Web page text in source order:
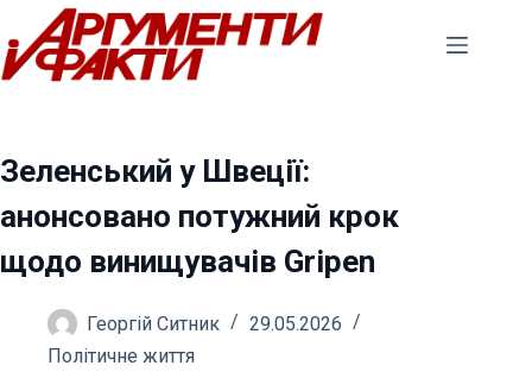
Перейти
до
вмісту
Зеленський у Швеції:
анонсовано потужний крок
щодо винищувачів Gripen
Георгій Ситник
29.05.2026
Політичне життя